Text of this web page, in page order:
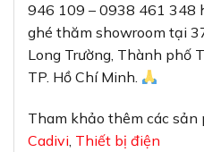
946 109 – 0938 461 348
ghé thăm showroom tại
Long Trường, Thành phố
TP. Hồ Chí Minh.
Tham khảo thêm các sản
Cadivi Thiết bị điện